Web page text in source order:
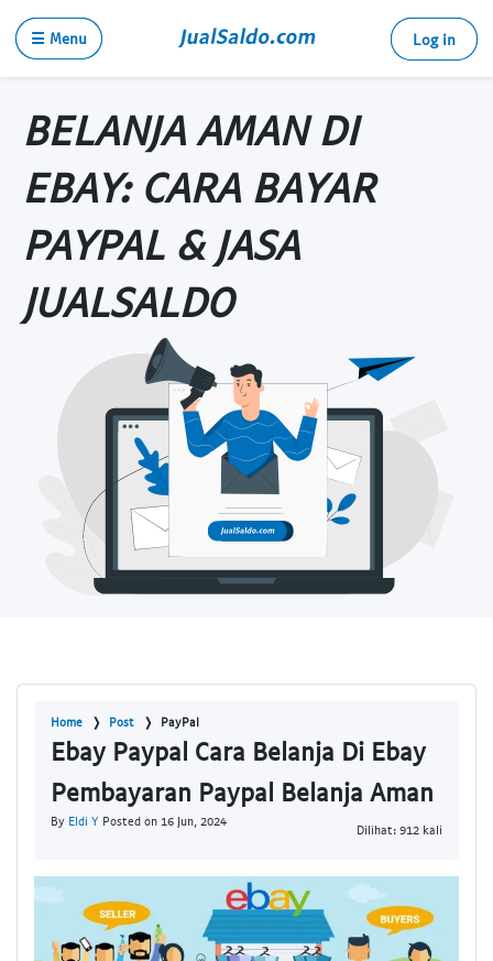
☰ Menu Log in
BELANJA AMAN DI
EBAY: CARA BAYAR
PAYPAL & JASA
JUALSALDO
Home Post PayPal
Ebay Paypal Cara Belanja Di Ebay
Pembayaran Paypal Belanja Aman
By Eldi Y Posted on 16 Jun, 2024
Dilihat: 912 kali